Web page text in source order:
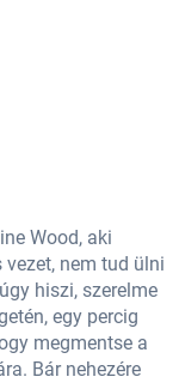
Wood, aki
nem tud ülni
hiszi, szerelme
egy percig
megmentse a
Bár nehezére